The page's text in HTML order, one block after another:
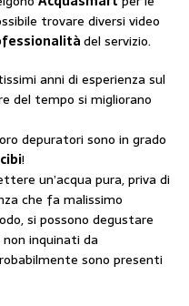
trovare diversi video
del servizio.
anni di esperienza sul
del tempo si migliorano
depuratori sono in grado
!
un’acqua pura, priva di
che fa malissimo
si possono degustare
non inquinati da
sono presenti